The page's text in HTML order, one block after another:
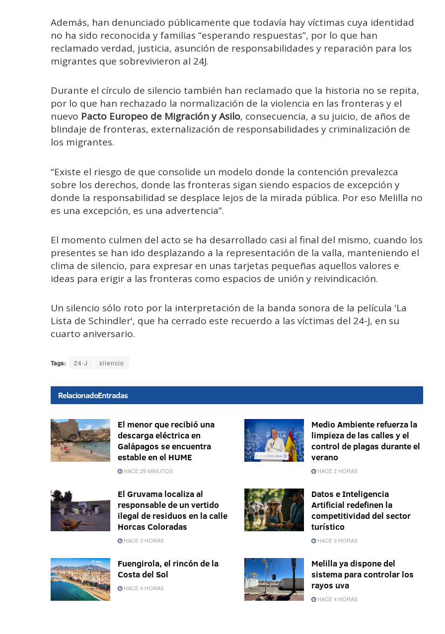
Además, han denunciado públicamente que todavía hay víctimas cuya identidad
no ha sido reconocida y familias “esperando respuestas”, por lo que han
reclamado verdad, justicia, asunción de responsabilidades y reparación para los
migrantes que sobrevivieron al 24J.
Durante el círculo de silencio también han reclamado que la historia no se repita,
por lo que han rechazado la normalización de la violencia en las fronteras y el
nuevo Pacto Europeo de Migración y Asilo, consecuencia, a su juicio, de años de
blindaje de fronteras, externalización de responsabilidades y criminalización de
los migrantes.
“Existe el riesgo de que consolide un modelo donde la contención prevalezca
sobre los derechos, donde las fronteras sigan siendo espacios de excepción y
donde la responsabilidad se desplace lejos de la mirada pública. Por eso Melilla no
es una excepción, es una advertencia”.
El momento culmen del acto se ha desarrollado casi al final del mismo, cuando los
presentes se han ido desplazando a la representación de la valla, manteniendo el
clima de silencio, para expresar en unas tarjetas pequeñas aquellos valores e
ideas para erigir a las fronteras como espacios de unión y reivindicación.
Un silencio sólo roto por la interpretación de la banda sonora de la película 'La
Lista de Schindler', que ha cerrado este recuerdo a las víctimas del 24-J, en su
cuarto aniversario.
Tags: 24-J silencio
RelacionadoEntradas
El menor que recibió una
descarga eléctrica en
Galápagos se encuentra
estable en el HUME
HACE 29 MINUTOS
Medio Ambiente refuerza la
limpieza de las calles y el
control de plagas durante el
verano
HACE 2 HORAS
El Gruvama localiza al
responsable de un vertido
ilegal de residuos en la calle
Horcas Coloradas
HACE 3 HORAS
Datos e Inteligencia
Artificial redefinen la
competitividad del sector
turístico
HACE 3 HORAS
Fuengirola, el rincón de la
Costa del Sol
HACE 4 HORAS
Melilla ya dispone del
sistema para controlar los
rayos uva
HACE 4 HORAS